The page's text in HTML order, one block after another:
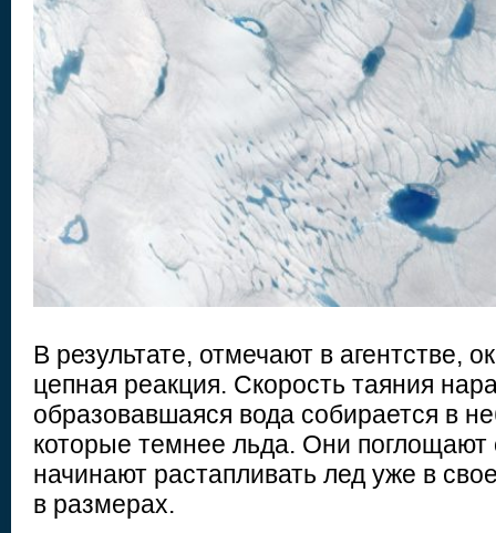
В результате, отмечают в агентстве,
цепная реакция. Скорость таяния
образовавшаяся вода собирается в
которые темнее льда. Они поглощают
начинают растапливать лед уже в
в размерах.